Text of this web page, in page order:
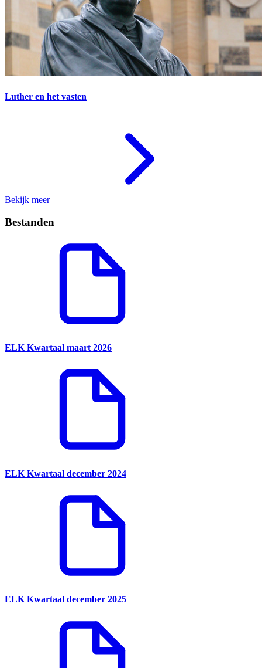
Luther en het vasten
Bekijk meer
Bestanden
ELK Kwartaal maart 2026
ELK Kwartaal december 2024
ELK Kwartaal december 2025